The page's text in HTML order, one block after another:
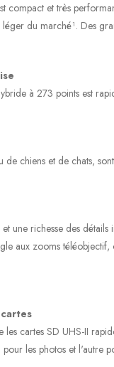
compact et très
du marché¹. Des
à 273 points est
de chiens et de chats,
une richesse des
aux zooms
les cartes SD UHS-II
les photos et l'autre